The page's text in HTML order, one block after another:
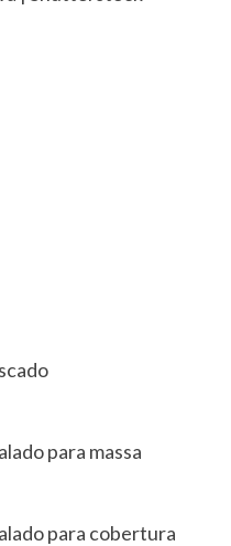
para massa
para cobertura